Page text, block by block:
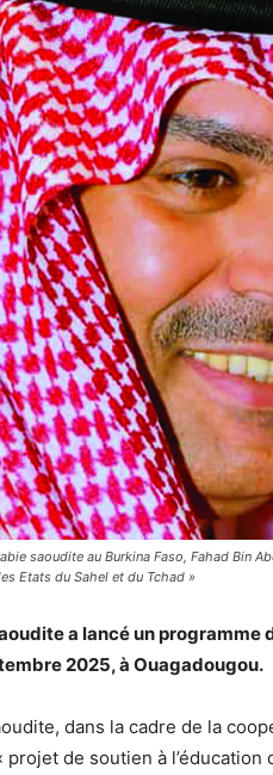
saoudite au Burkina Faso, Fahad Bin
Etats du Sahel et du Tchad »
a lancé un
2025, à Ouagadougou.
dans la cadre de la
projet de soutien à